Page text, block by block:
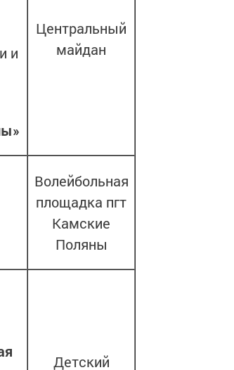
и
Центральный
майдан
Волейбольная
площадка пгт
Камские
Поляны
Детский